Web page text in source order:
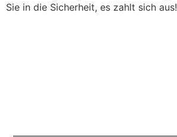
Sie in die Sicherheit, es zahlt sich aus!